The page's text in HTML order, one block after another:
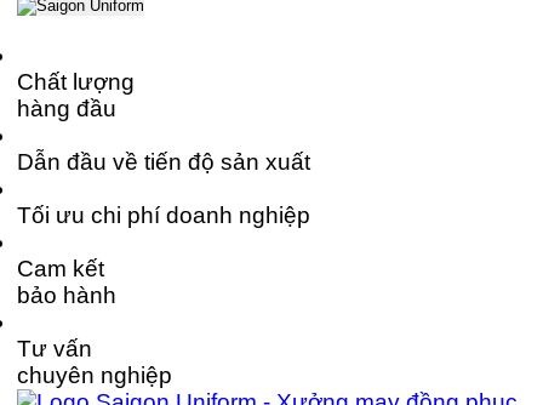
Chất lượng
hàng đầu
Dẫn đầu về tiến độ sản xuất
Tối ưu chi phí doanh nghiệp
Cam kết
bảo hành
Tư vấn
chuyên nghiệp